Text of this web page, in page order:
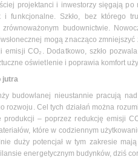
projektanci i inwestorzy sięgają
funkcjonalne. Szkło, bez którego
budownictwie.
mogą znacząco
CO₂. Dodatkowo, szkło
oświetlenie i poprawia komfort
jutra
budowlanej nieustannie pracują
rozwoju. Cel tych działań można
– poprzez redukcję emisji
które w codziennym
duży potencjał w tym zakresie
energetycznym budynków, dziś